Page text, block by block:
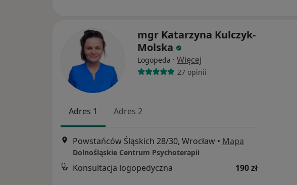
mgr Katarzyna Kulczyk-
Molska
Logopeda · Więcej
27 opinii
Adres 1 Adres 2
Powstańców Śląskich 28/30, Wrocław • Mapa
Dolnośląskie Centrum Psychoterapii
Konsultacja logopedyczna 190 zł